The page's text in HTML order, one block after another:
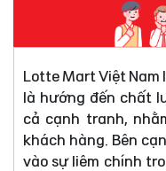
Lotte Mart Việt Nam
là hướng đến chất
cả cạnh tranh,
khách hàng. Bên
vào sự liêm chính